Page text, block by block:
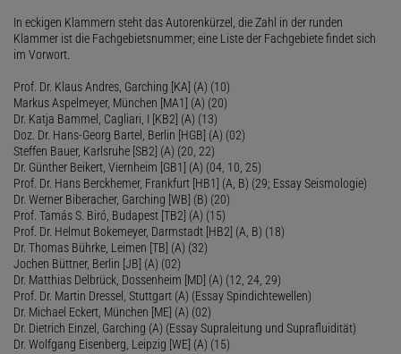
In eckigen Klammern steht das Autorenkürzel, die Zahl in der runden
Klammer ist die Fachgebietsnummer; eine Liste der Fachgebiete findet sich
im Vorwort.
Prof. Dr. Klaus Andres, Garching [KA] (A) (10)
Markus Aspelmeyer, München [MA1] (A) (20)
Dr. Katja Bammel, Cagliari, I [KB2] (A) (13)
Doz. Dr. Hans-Georg Bartel, Berlin [HGB] (A) (02)
Steffen Bauer, Karlsruhe [SB2] (A) (20, 22)
Dr. Günther Beikert, Viernheim [GB1] (A) (04, 10, 25)
Prof. Dr. Hans Berckhemer, Frankfurt [HB1] (A, B) (29; Essay Seismologie)
Dr. Werner Biberacher, Garching [WB] (B) (20)
Prof. Tamás S. Biró, Budapest [TB2] (A) (15)
Prof. Dr. Helmut Bokemeyer, Darmstadt [HB2] (A, B) (18)
Dr. Thomas Bührke, Leimen [TB] (A) (32)
Jochen Büttner, Berlin [JB] (A) (02)
Dr. Matthias Delbrück, Dossenheim [MD] (A) (12, 24, 29)
Prof. Dr. Martin Dressel, Stuttgart (A) (Essay Spindichtewellen)
Dr. Michael Eckert, München [ME] (A) (02)
Dr. Dietrich Einzel, Garching (A) (Essay Supraleitung und Suprafluidität)
Dr. Wolfgang Eisenberg, Leipzig [WE] (A) (15)